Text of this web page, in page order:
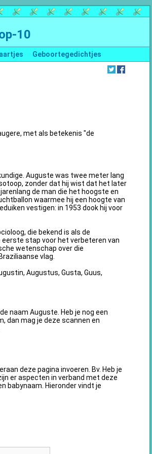
10
Geboortegedichtjes
met als betekenis "de
Auguste was twee meter lang
zonder dat hij wist dat het later
de man die het hoogste en
waarmee hij een hoogte van
vestigen: in 1953 dook hij voor
die bekend is als de
stap voor het verbeteren van
wetenschap over die
vlag.
Augustus, Gusta, Guus,
naam Auguste. Heb je nog een
dan mag je deze scannen en
deze pagina invoeren. Bv. Heb je
er aspecten in verband met deze
babynaam. Hieronder vindt je